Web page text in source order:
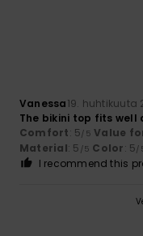
Vanessa19. huhtikuuta
The bikini top fits well
Comfort: 5/5 Value
Material: 5 /5 Color: 5/
I recommend this